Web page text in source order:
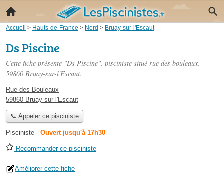
Accueil > Hauts-de-France > Nord > Bruay-sur-l'Escaut
Ds Piscine
Cette fiche présente "Ds Piscine", pisciniste situé rue des bouleaux,
59860 Bruay-sur-l'Escaut.
Rue des Bouleaux
59860 Bruay-sur-l'Escaut
📞 Appeler ce pisciniste
Pisciniste - Ouvert jusqu'à 17h30
Recommander ce pisciniste
Améliorer cette fiche